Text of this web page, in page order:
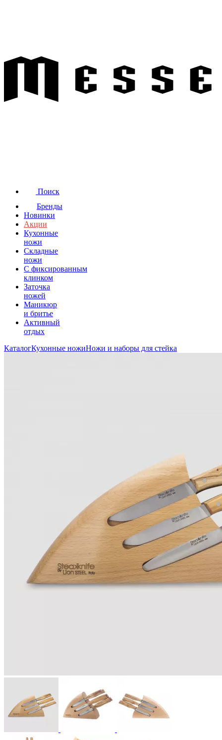
Поиск
Бренды
Новинки
Акции
Кухонные
ножи
Складные
ножи
C фиксированным
клинком
Заточка
ножей
Маникюр
и бритье
Активный
отдых
КаталогКухонные ножиНожи и наборы для стейка